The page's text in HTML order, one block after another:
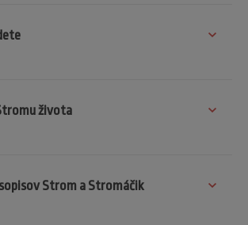
života
Strom a Stromáčik